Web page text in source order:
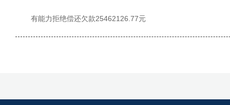
有能力拒绝偿还欠款25462126.77元